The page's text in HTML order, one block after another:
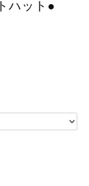
ハット●